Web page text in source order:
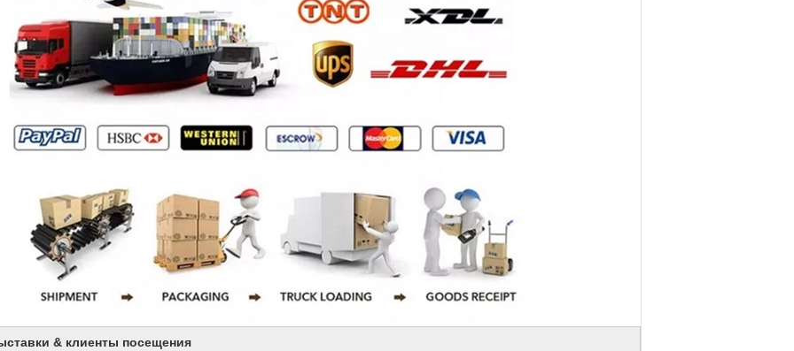
& клиенты посещения